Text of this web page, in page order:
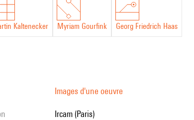
Kaltenecker Myriam Gourfink Georg Friedrich Haas
Images d'une oeuvre
Ircam (Paris)